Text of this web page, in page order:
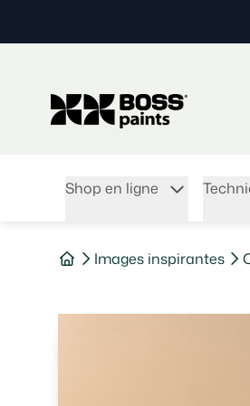
Shop en ligne
Images inspirantes